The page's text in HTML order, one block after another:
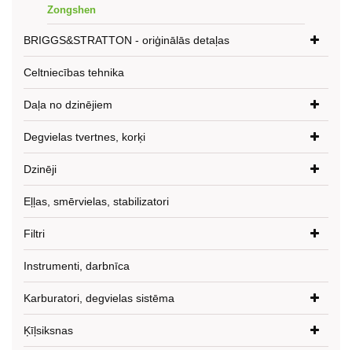
Zongshen
BRIGGS&STRATTON - oriģinālās detaļas
Celtniecības tehnika
Daļa no dzinējiem
Degvielas tvertnes, korķi
Dzinēji
Eļļas, smērvielas, stabilizatori
Filtri
Instrumenti, darbnīca
Karburatori, degvielas sistēma
Ķīļsiksnas